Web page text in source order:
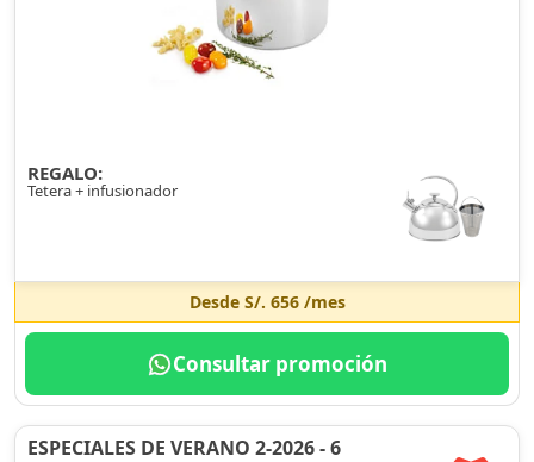
REGALO:
Tetera + infusionador
Desde S/. 656/mes
Consultar promoción
ESPECIALES DE VERANO 2-2026 - 6